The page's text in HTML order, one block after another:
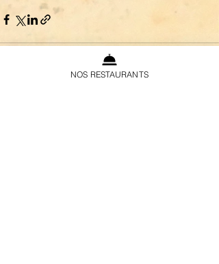
NOS RESTAURANTS